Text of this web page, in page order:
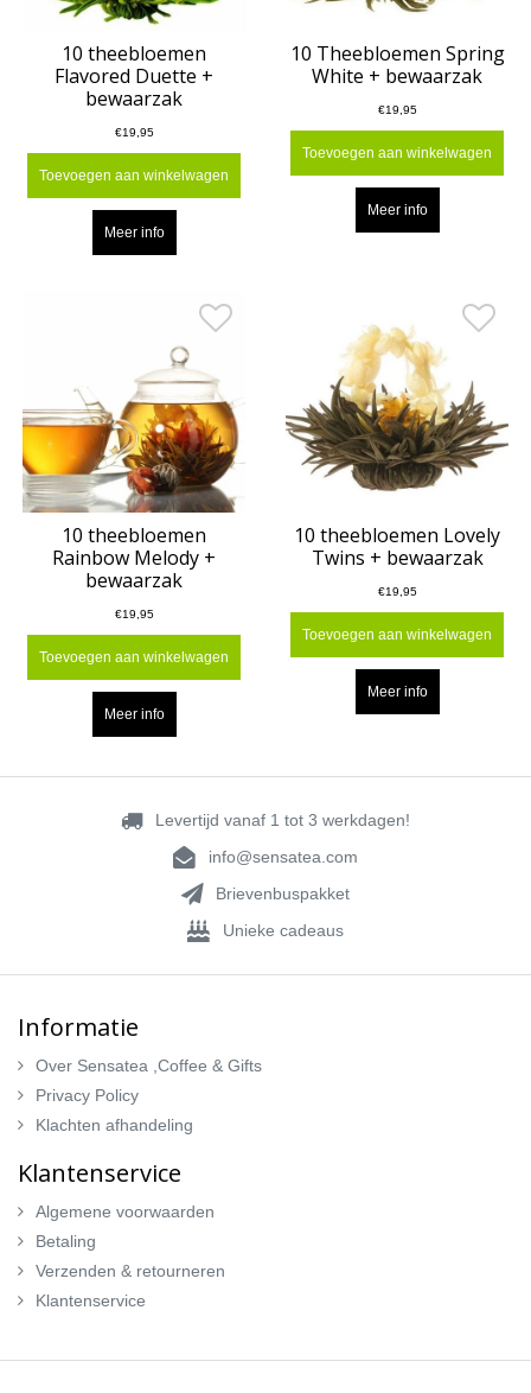
10 theebloemen
Flavored Duette +
bewaarzak
€19,95
Toevoegen aan winkelwagen
Meer info
10 Theebloemen Spring
White + bewaarzak
€19,95
Toevoegen aan winkelwagen
Meer info
10 theebloemen
Rainbow Melody +
bewaarzak
€19,95
Toevoegen aan winkelwagen
Meer info
10 theebloemen Lovely
Twins + bewaarzak
€19,95
Toevoegen aan winkelwagen
Meer info
Levertijd vanaf 1 tot 3 werkdagen!
info@sensatea.com
Brievenbuspakket
Unieke cadeaus
Informatie
Over Sensatea ,Coffee & Gifts
Privacy Policy
Klachten afhandeling
Klantenservice
Algemene voorwaarden
Betaling
Verzenden & retourneren
Klantenservice